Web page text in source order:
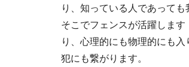
り、知っている人であって
そこでフェンスが活躍しま
り、心理的にも物理的にも
犯にも繋がります。